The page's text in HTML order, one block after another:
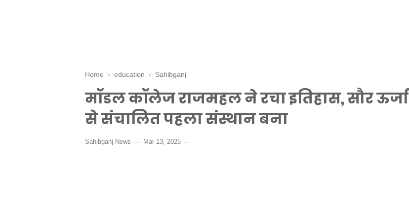
Home › education › Sahibganj
मॉडल कॉलेज राजमहल ने रचा इतिहास, सौर ऊर्जा
से संचालित पहला संस्थान बना
Sahibganj News Mar 13, 2025